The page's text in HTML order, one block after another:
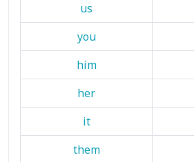
us
you
him
her
it
them